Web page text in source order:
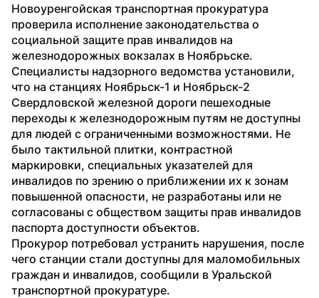
Новоуренгойская транспортная прокуратура
проверила исполнение законодательства о
социальной защите прав инвалидов на
железнодорожных вокзалах в Ноябрьске.
Специалисты надзорного ведомства установили,
что на станциях Ноябрьск-1 и Ноябрьск-2
Свердловской железной дороги пешеходные
переходы к железнодорожным путям не доступны
для людей с ограниченными возможностями. Не
было тактильной плитки, контрастной
маркировки, специальных указателей для
инвалидов по зрению о приближении их к зонам
повышенной опасности, не разработаны или не
согласованы с обществом защиты прав инвалидов
паспорта доступности объектов.
Прокурор потребовал устранить нарушения, после
чего станции стали доступны для маломобильных
граждан и инвалидов, сообщили в Уральской
транспортной прокуратуре.